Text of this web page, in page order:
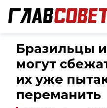
Бразильцы
могут
их уже
переманить